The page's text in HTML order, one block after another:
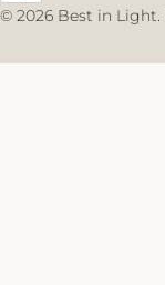
© 2026 Best in Light.